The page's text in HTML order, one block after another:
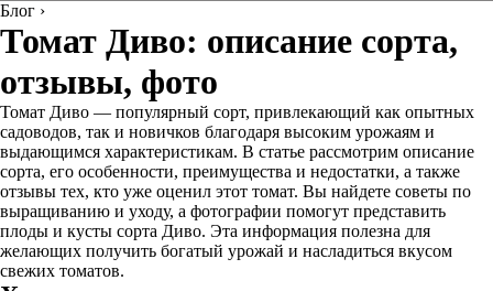
Блог ›
Томат Диво: описание сорта,
отзывы, фото
Томат Диво — популярный сорт, привлекающий как опытных
садоводов, так и новичков благодаря высоким урожаям и
выдающимся характеристикам. В статье рассмотрим описание
сорта, его особенности, преимущества и недостатки, а также
отзывы тех, кто уже оценил этот томат. Вы найдете советы по
выращиванию и уходу, а фотографии помогут представить
плоды и кусты сорта Диво. Эта информация полезна для
желающих получить богатый урожай и насладиться вкусом
свежих томатов.